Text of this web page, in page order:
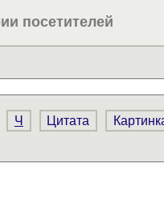
посетителей
Ч Цитата